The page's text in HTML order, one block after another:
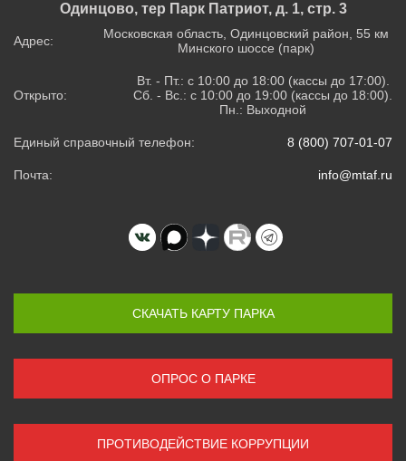
Одинцово, тер Парк Патриот, д. 1, стр. 3
Адрес:
Московская область, Одинцовский район, 55 км
Минского шоссе (парк)
Открыто:
Вт. - Пт.: с 10:00 до 18:00 (кассы до 17:00).
Сб. - Вс.: с 10:00 до 19:00 (кассы до 18:00).
Пн.: Выходной
Единый справочный телефон: 8 (800) 707-01-07
Почта: info@mtaf.ru
СКАЧАТЬ КАРТУ ПАРКА
ОПРОС О ПАРКЕ
ПРОТИВОДЕЙСТВИЕ КОРРУПЦИИ